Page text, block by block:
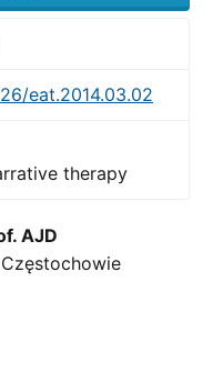
eat.2014.03.02
therapy
AJD